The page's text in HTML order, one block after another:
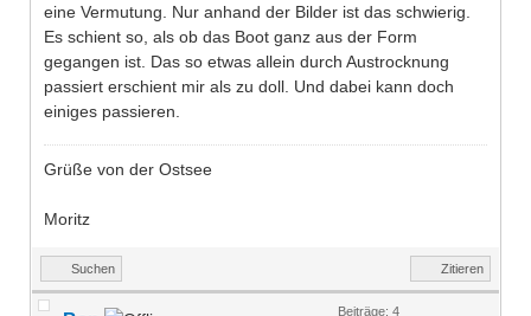
eine Vermutung. Nur anhand der Bilder ist das schwierig.
Es schient so, als ob das Boot ganz aus der Form
gegangen ist. Das so etwas allein durch Austrocknung
passiert erschient mir als zu doll. Und dabei kann doch
einiges passieren.
Grüße von der Ostsee
Moritz
Suchen Zitieren
Beiträge: 4